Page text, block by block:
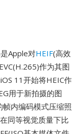
Apple对HEIF(高效
作为其图
11开始将HEIC作
用于新拍摄的图
帧内编码模式压缩照
同等视觉质量下比